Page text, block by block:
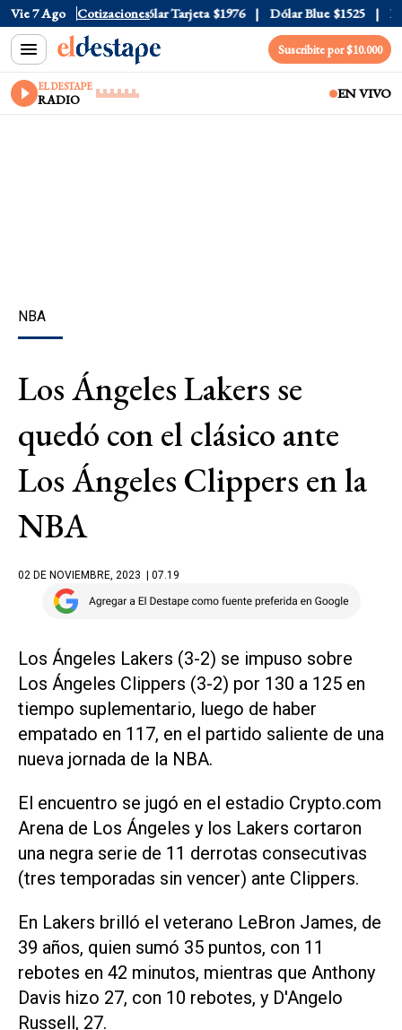
Vie 7 Ago Cotizaciones
Oficial $1520 Dólar Tarjeta $1976 Dólar Blue $1525
Suscribite por $10.000
EL DESTAPE
RADIO EN VIVO
NBA
Los Ángeles Lakers se
quedó con el clásico ante
Los Ángeles Clippers en la
NBA
02 DE NOVIEMBRE, 2023 | 07.19
Los Ángeles Lakers (3-2) se impuso sobre
Los Ángeles Clippers (3-2) por 130 a 125 en
tiempo suplementario, luego de haber
empatado en 117, en el partido saliente de una
nueva jornada de la NBA.
El encuentro se jugó en el estadio Crypto.com
Arena de Los Ángeles y los Lakers cortaron
una negra serie de 11 derrotas consecutivas
(tres temporadas sin vencer) ante Clippers.
En Lakers brilló el veterano LeBron James, de
39 años, quien sumó 35 puntos, con 11
rebotes en 42 minutos, mientras que Anthony
Davis hizo 27, con 10 rebotes, y D'Angelo
Russell, 27.